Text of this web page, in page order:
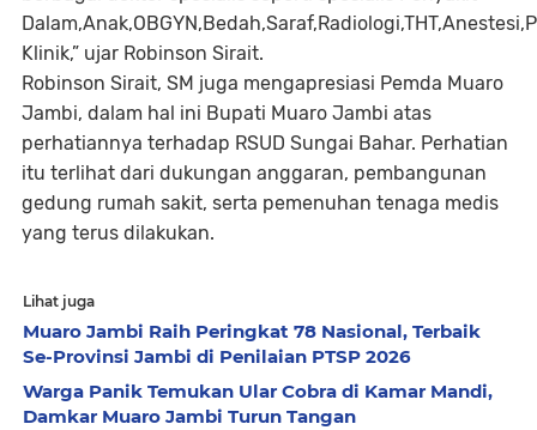
Klinik,” ujar Robinson Sirait.
Robinson Sirait, SM juga mengapresiasi Pemda Muaro
Jambi, dalam hal ini Bupati Muaro Jambi atas
perhatiannya terhadap RSUD Sungai Bahar. Perhatian
itu terlihat dari dukungan anggaran, pembangunan
gedung rumah sakit, serta pemenuhan tenaga medis
yang terus dilakukan.
Lihat juga
Muaro Jambi Raih Peringkat 78 Nasional, Terbaik
Se-Provinsi Jambi di Penilaian PTSP 2026
Warga Panik Temukan Ular Cobra di Kamar Mandi,
Damkar Muaro Jambi Turun Tangan